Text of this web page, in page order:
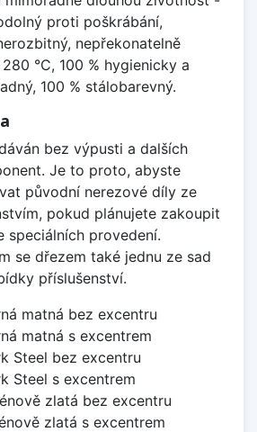
proti poškrábání,
nepřekonatelně
°C, 100 % hygienicky a
100 % stálobarevný.
bez výpusti a dalších
Je to proto, abyste
původní nerezové díly ze
pokud plánujete zakoupit
speciálních provedení.
se dřezem také jednu ze sad
příslušenství.
matná bez excentru
matná s excentrem
Steel bez excentru
Steel s excentrem
zlatá bez excentru
zlatá s excentrem